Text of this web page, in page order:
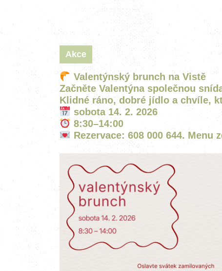
Akce
Valentýnský brunch na Vistě
Začněte Valentýna společnou
Klidné ráno, dobré jídlo a chvíle,
sobota 14. 2. 2026
8:30–14:00
Rezervace: 608 000 644. Menu